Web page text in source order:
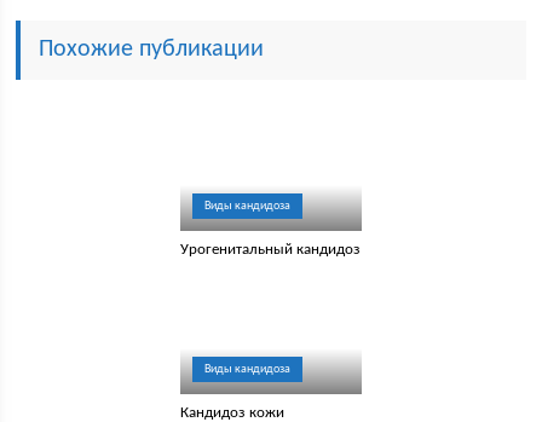
Похожие публикации
Виды кандидоза
Урогенитальный кандидоз
Виды кандидоза
Кандидоз кожи